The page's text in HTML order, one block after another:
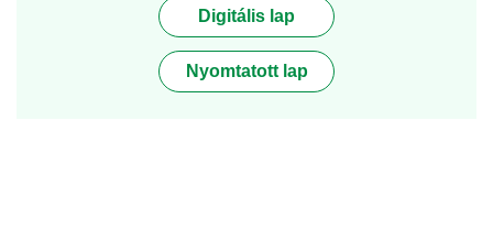
Digitális lap
Nyomtatott lap